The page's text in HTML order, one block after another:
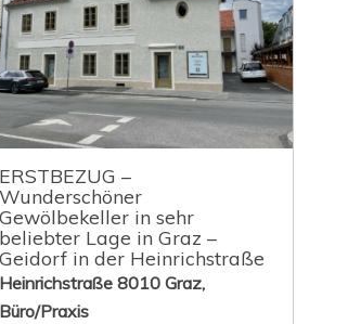
ERSTBEZUG –
Wunderschöner
Gewölbekeller in sehr
beliebter Lage in Graz –
Geidorf in der Heinrichstraße
Heinrichstraße 8010 Graz,
Büro/Praxis